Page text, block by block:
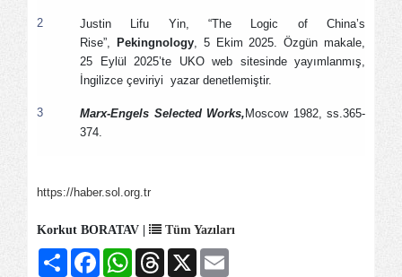
2
Justin Lifu Yin, “The Logic of China’s
Rise”, Pekingnology, 5 Ekim 2025. Özgün makale,
25 Eylül 2025’te UKO web sitesinde yayımlanmış,
İngilizce çeviriyi yazar denetlemiştir.
3 Marx-Engels Selected Works,Moscow 1982, ss.365-
374.
https://haber.sol.org.tr
Korkut BORATAV | Tüm Yazıları
Share FacebookWhatsAppThreads
X